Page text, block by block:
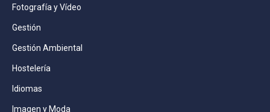
Fotografía y Vídeo
Gestión
Gestión Ambiental
Hostelería
Idiomas
Imagen y Moda